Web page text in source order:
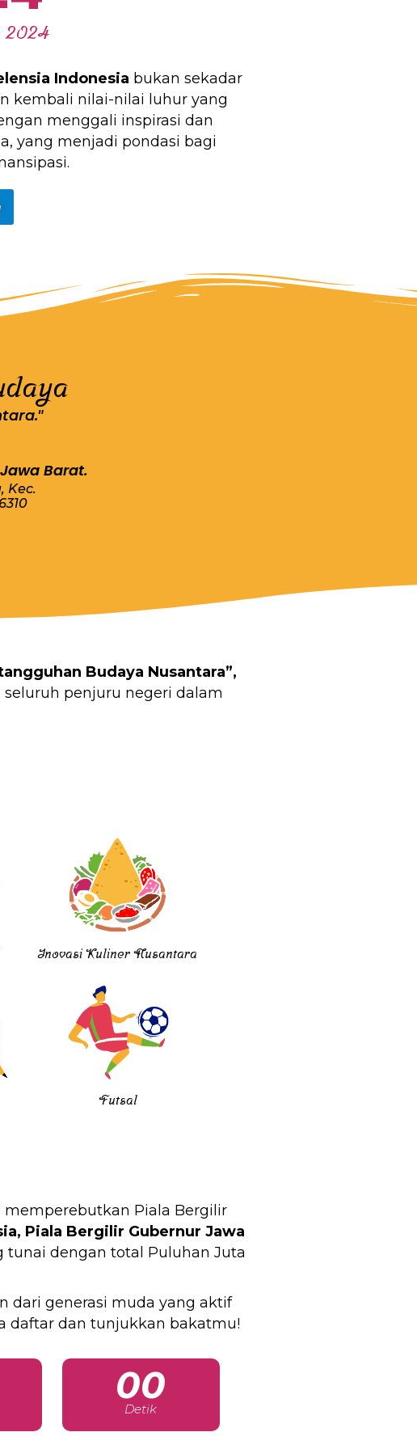
2024
Indonesia bukan sekadar
kembali nilai-nilai luhur yang
menggali inspirasi dan
yang menjadi pondasi bagi
Barat.
Kec.
Budaya Nusantara”,
penjuru negeri dalam
Inovasi Kuliner Nusantara
Futsal
memperebutkan Piala Bergilir
Piala Bergilir Gubernur Jawa
tunai dengan total Puluhan Juta
dari generasi muda yang aktif
daftar dan tunjukkan bakatmu!
00
Detik